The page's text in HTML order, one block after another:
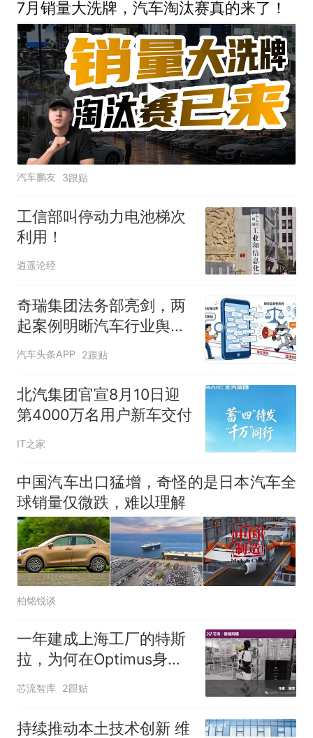
7月销量大洗牌，汽车淘汰赛真的来了！
汽车鹏友 3跟贴
工信部叫停动力电池梯次
利用！
逍遥论经
奇瑞集团法务部亮剑，两
起案例明晰汽车行业舆论
边界
汽车头条APP 2跟贴
北汽集团官宣8月10日迎
第4000万名用户新车交付
IT之家
中国汽车出口猛增，奇怪的是日本汽车全
球销量仅微跌，难以理解
柏铭锐谈
一年建成上海工厂的特斯
拉，为何在Optimus身上
栽了？真相远没那么简单
芯流智库 2跟贴
持续推动本土技术创新 维